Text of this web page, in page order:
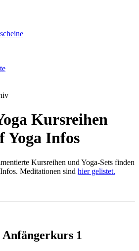
Kursreihen
Yoga Infos
Kursreihen und Yoga-Sets finden
Meditationen sind hier gelistet.
1